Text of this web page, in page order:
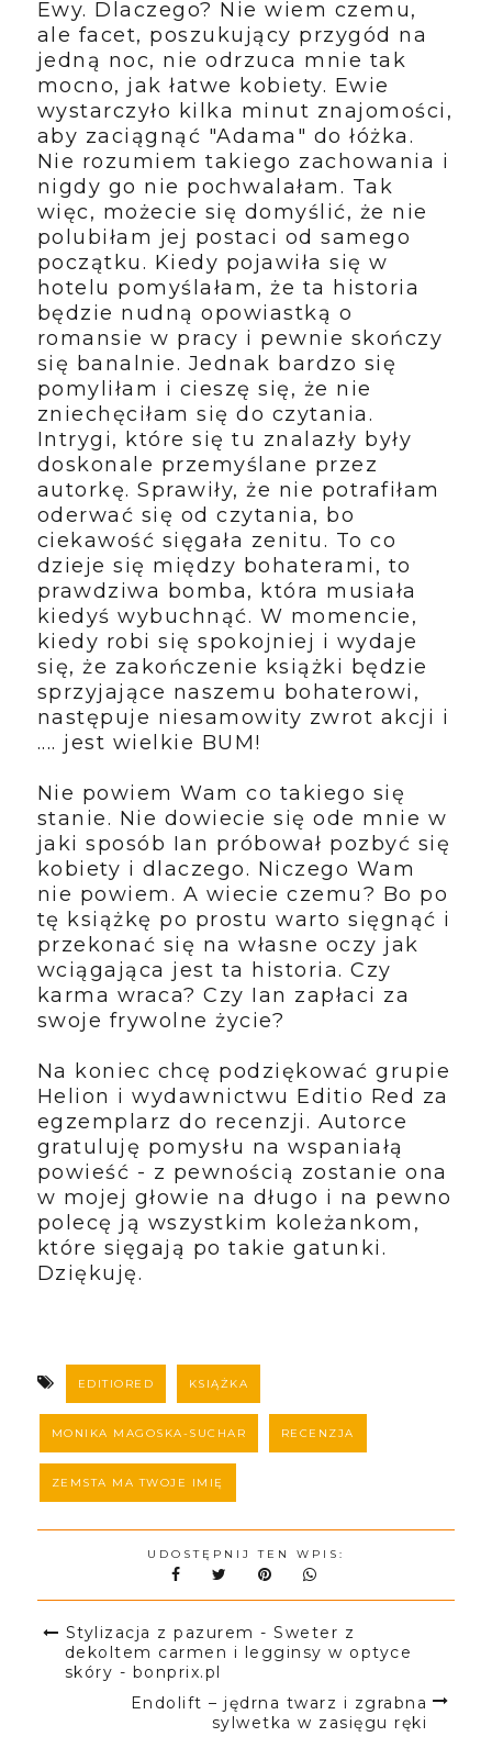
Ewy. Dlaczego? Nie wiem czemu,
ale facet, poszukujący przygód na
jedną noc, nie odrzuca mnie tak
mocno, jak łatwe kobiety. Ewie
wystarczyło kilka minut znajomości,
aby zaciągnąć "Adama" do łóżka.
Nie rozumiem takiego zachowania i
nigdy go nie pochwalałam. Tak
więc, możecie się domyślić, że nie
polubiłam jej postaci od samego
początku. Kiedy pojawiła się w
hotelu pomyślałam, że ta historia
będzie nudną opowiastką o
romansie w pracy i pewnie skończy
się banalnie. Jednak bardzo się
pomyliłam i cieszę się, że nie
zniechęciłam się do czytania.
Intrygi, które się tu znalazły były
doskonale przemyślane przez
autorkę. Sprawiły, że nie potrafiłam
oderwać się od czytania, bo
ciekawość sięgała zenitu. To co
dzieje się między bohaterami, to
prawdziwa bomba, która musiała
kiedyś wybuchnąć. W momencie,
kiedy robi się spokojniej i wydaje
się, że zakończenie książki będzie
sprzyjające naszemu bohaterowi,
następuje niesamowity zwrot akcji i
.... jest wielkie BUM!
Nie powiem Wam co takiego się
stanie. Nie dowiecie się ode mnie w
jaki sposób Ian próbował pozbyć się
kobiety i dlaczego. Niczego Wam
nie powiem. A wiecie czemu? Bo po
tę książkę po prostu warto sięgnąć i
przekonać się na własne oczy jak
wciągająca jest ta historia. Czy
karma wraca? Czy Ian zapłaci za
swoje frywolne życie?
Na koniec chcę podziękować grupie
Helion i wydawnictwu Editio Red za
egzemplarz do recenzji. Autorce
gratuluję pomysłu na wspaniałą
powieść - z pewnością zostanie ona
w mojej głowie na długo i na pewno
polecę ją wszystkim koleżankom,
które sięgają po takie gatunki.
Dziękuję.
EDITIORED KSIĄŻKA
MONIKA MAGOSKA-SUCHAR RECENZJA
ZEMSTA MA TWOJE IMIĘ
UDOSTĘPNIJ TEN WPIS:
Stylizacja z pazurem - Sweter z
dekoltem carmen i legginsy w optyce
skóry - bonprix.pl
Endolift – jędrna twarz i zgrabna
sylwetka w zasięgu ręki